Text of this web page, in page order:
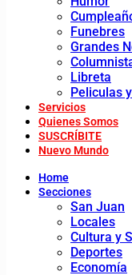
Funebres
Grandes
Libreta
Peliculas
Servicios
Quienes Somos
SUSCRÍBITE
Nuevo Mundo
Home
Secciones
San Juan
Locales
Cultura y
Deportes
Economía